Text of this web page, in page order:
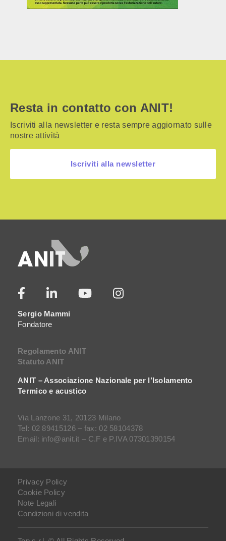
Resta in contatto con ANIT!
Iscriviti alla newsletter e resta sempre aggiornato sulle
nostre attività
Iscriviti alla newsletter
Sergio Mammi
Fondatore
Regolamento ANIT
Statuto ANIT
ANIT – Associazione Nazionale per l’Isolamento
Termico e acustico
Via Lanzone 31, 20123 Milano
Tel: 02 89415126 – fax: 02 58104378
Email: info@anit.it – C.F e P.IVA 07301390154
Privacy Policy
Cookie Policy
Note Legali
Condizioni di vendita